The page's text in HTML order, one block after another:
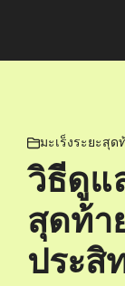
มะเร็งระยะสุด
วิธีดูแ
สุดท้า
ประสิ